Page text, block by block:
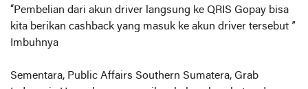
“Pembelian dari akun driver langsung ke QRIS Gopay bisa
kita berikan cashback yang masuk ke akun driver tersebut ”
Imbuhnya
Sementara, Public Affairs Southern Sumatera, Grab